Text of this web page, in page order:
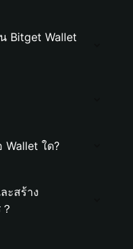
Bitget Wallet
Wallet ใด?
ะสร้าง